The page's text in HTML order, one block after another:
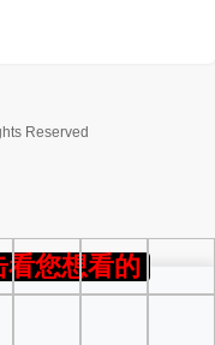
Reserved
看您想看的